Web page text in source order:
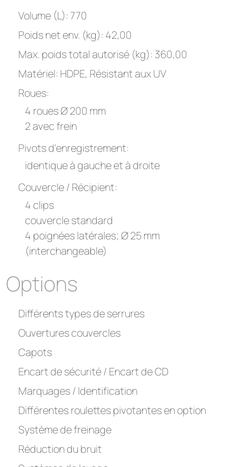
Volume (L): 770
Poids net env. (kg): 42,00
Max. poids total autorisé (kg): 360,00
Matériel: HDPE, Résistant aux UV
Roues:
4 roues Ø 200 mm
2 avec frein
Pivots d'enregistrement:
identique à gauche et à droite
Couvercle / Récipient:
4 clips
couvercle standard
4 poignées latérales; Ø 25 mm
(interchangeable)
Options
Différents types de serrures
Ouvertures couvercles
Capots
Encart de sécurité / Encart de CD
Marquages / Identification
Différentes roulettes pivotantes en option
Système de freinage
Réduction du bruit